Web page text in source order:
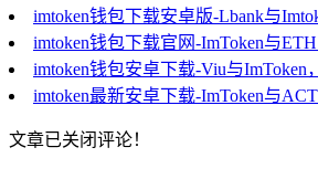
imtoken钱包下载安卓版-Lbank与
imtoken钱包下载官网-ImToken与
imtoken钱包安卓下载-Viu与
imtoken最新安卓下载-ImToken与
文章已关闭评论！